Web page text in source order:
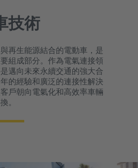
技術
再生能源結合的電動車，是
組成部分。作為電氣連接領
邁向未來永續交通的強大合
的經驗和廣泛的連接性解決
戶朝向電氣化和高效率車輛
。